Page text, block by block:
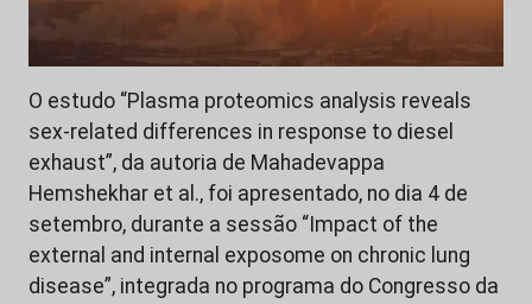
O estudo “Plasma proteomics analysis reveals
sex-related differences in response to diesel
exhaust”, da autoria de Mahadevappa
Hemshekhar et al., foi apresentado, no dia 4 de
setembro, durante a sessão “Impact of the
external and internal exposome on chronic lung
disease”, integrada no programa do Congresso da